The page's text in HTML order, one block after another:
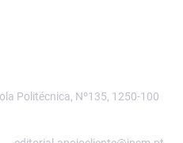
Politécnica, Nº135, 1250-100